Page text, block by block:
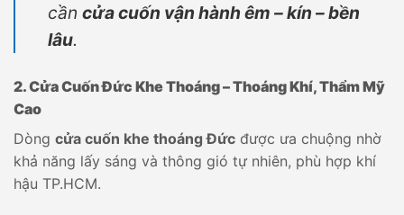
cần cửa cuốn vận hành êm – kín – bền
lâu.
2. Cửa Cuốn Đức Khe Thoáng – Thoáng Khí, Thẩm Mỹ
Cao
Dòng cửa cuốn khe thoáng Đức được ưa chuộng nhờ
khả năng lấy sáng và thông gió tự nhiên, phù hợp khí
hậu TP.HCM.